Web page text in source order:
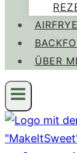
ÜBER